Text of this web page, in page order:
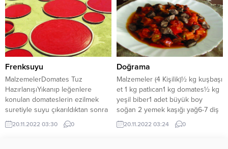
HazırlanışıDomateslerin kabukları
soyularak küçük küçük doğranır.
Damarları ve tohumları ayıklanan
biber, yeşil soğan, maydanoz,
nane ve semizotu ince ince...
ve dövme düdüklü tencereye
konularak suda iyice pişirilir.
Diğer taraftan yoğurdun içerisine
-kesilmemesi için konulan-
yumurta ve tuz katılarak çırpılır.
Kaynamaya başlayan nohut...
Frenksuyu
MalzemelerDomates Tuz
HazırlanışıYıkanıp leğenlere
konulan domateslerin ezilmek
suretiyle suyu çıkarıldıktan sonra
posaları iyice sıkılır. Posalar azıcık
su ve tuzla tekrar sıkıldıktan
20.11.2022 03:30 0
Doğrama
Malzemeler (4 Kişilik)½ kg kuşbaşı
et 1 kg patlıcan1 kg domates½ kg
yeşil biber1 adet büyük boy
soğan 2 yemek kaşığı yağ6-7 diş
sarmısak 1 tatlı kaşığı tuz1 yemek
kaşığı domates salçası
20.11.2022 03:24 0